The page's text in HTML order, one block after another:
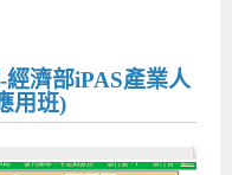
濟部iPAS產業人
用班)